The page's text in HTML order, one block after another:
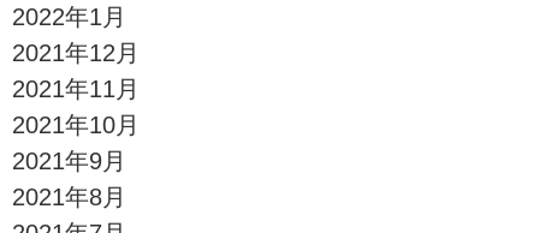
2022年1月
2021年12月
2021年11月
2021年10月
2021年9月
2021年8月